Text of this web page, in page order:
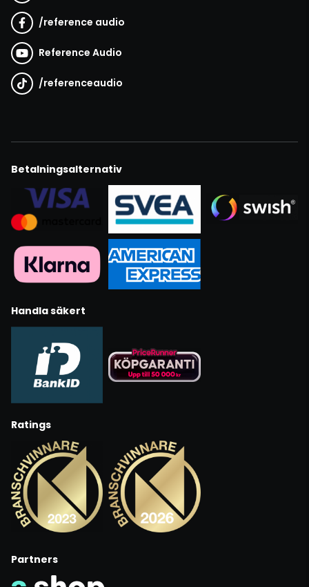
/reference audio
Reference Audio
/referenceaudio
Betalningsalternativ
Handla säkert
Ratings
Partners